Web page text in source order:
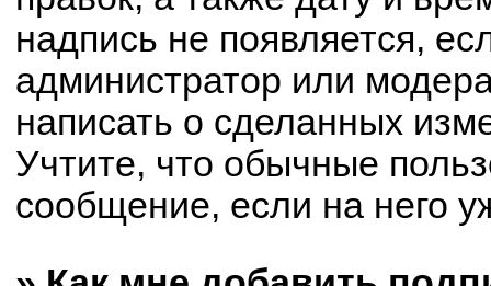
надпись не появляется,
администратор или
написать о сделанных
Учтите, что обычные
сообщение, если на него